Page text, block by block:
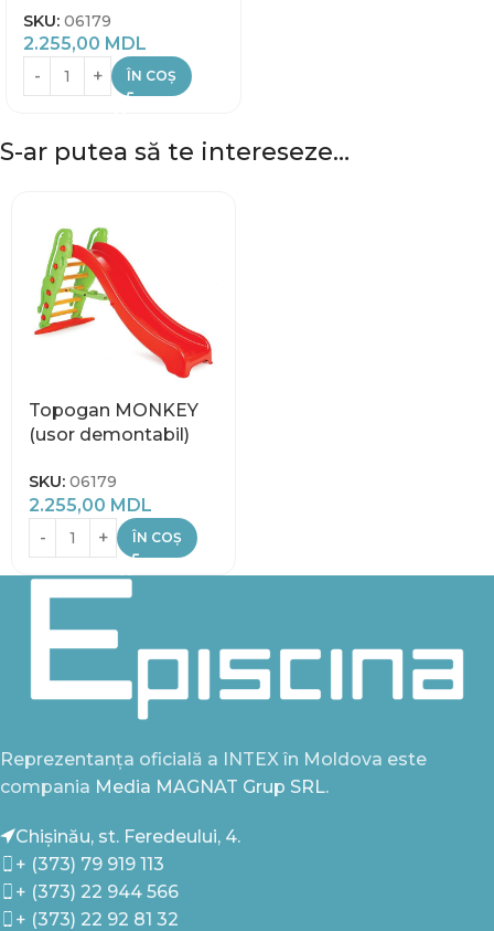
SKU: 06179
2.255,00 MDL
ÎN COȘ
S-ar putea să te intereseze…
Topogan MONKEY
(usor demontabil)
SKU: 06179
2.255,00 MDL
ÎN COȘ
Reprezentanța oficială a INTEX în Moldova este
compania Media MAGNAT Grup SRL.
Chișinău, st. Feredeului, 4.
+ (373) 79 919 113
+ (373) 22 944 566
+ (373) 22 92 81 32